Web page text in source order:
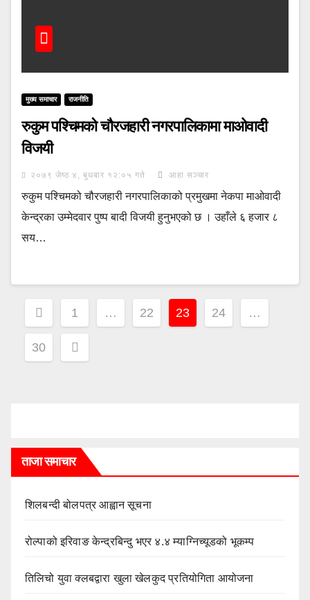
मुख्य समाचार राजनीति
रुकुम पश्चिमको चौरजहारी नगरपालिकामा माओवादी
विजयी
२०७९ जेष्ठ ४, बुधबार १२:०५ गते आहा सञ्चार
रुकुम पश्चिमको चौरजहारी नगरपालिकाको प्रमुखमा नेकपा माओवादी
केन्द्रका उम्मेदवार पुष्प बादी विजयी हुनुभएको छ । उहाँले ६ हजार ८
सय…
Posts
pagination
1 … 22 23 24 …
30
ताजा समाचार
शिलबन्दी बोलपत्र आह्वान सूचना
रोल्पाको इरिवाङ केन्द्रबिन्दु भएर ४.४ म्याग्निच्यूडको भूकम्प
तिलिचो युवा क्लबद्वारा खुला खेलकुद प्रतियोगिता आयोजना